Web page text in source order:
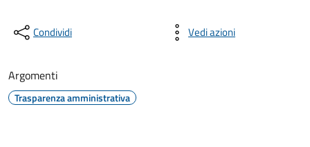
Condividi Vedi azioni
Argomenti
Trasparenza amministrativa